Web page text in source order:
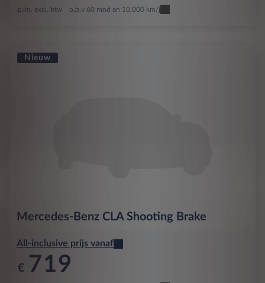
p/m. excl. btw o.b.v 60 mnd en 10,000 km/j
Nieuw
Mercedes-Benz CLA Shooting Brake
All-inclusive prijs vanaf
€ 719